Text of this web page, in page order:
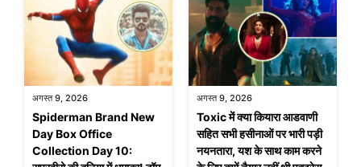
अगस्त 9, 2026
Spiderman Brand New
Day Box Office
Collection Day 10:
अगस्त 9, 2026
Toxic में क्या कियारा आडवाणी
सहित सभी हसीनाओं पर भारी पड़ी
नयनतारा, यश के साथ काम करने